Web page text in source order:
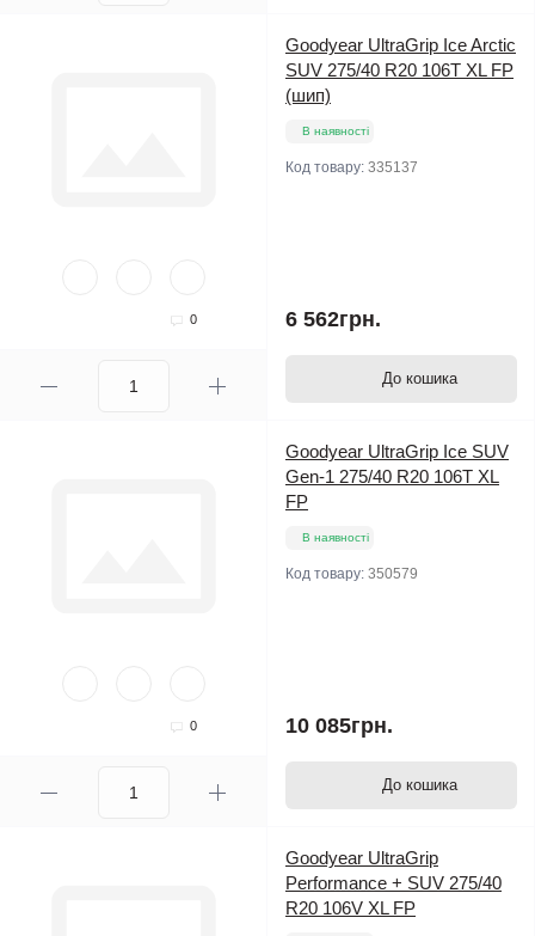
0
Goodyear UltraGrip Ice Arctic
SUV 275/40 R20 106T XL FP
(шип)
В наявності
Код товару: 335137
6 562грн.
До кошика
0
Goodyear UltraGrip Ice SUV
Gen-1 275/40 R20 106T XL
FP
В наявності
Код товару: 350579
10 085грн.
До кошика
Goodyear UltraGrip
Performance + SUV 275/40
R20 106V XL FP